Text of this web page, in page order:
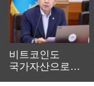
비트코인도
국가자산으로…'